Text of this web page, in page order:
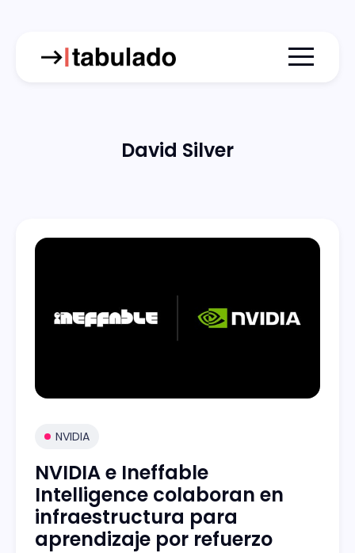
Menu
David Silver
NVIDIA
NVIDIA e Ineffable
Intelligence colaboran en
infraestructura para
aprendizaje por refuerzo